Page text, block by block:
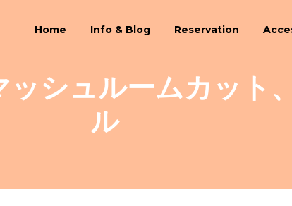
Home Info & Blog Reservation
シュルームカット
ル